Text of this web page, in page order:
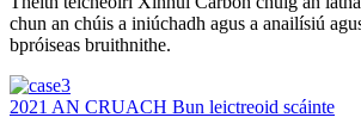
chun an chúis a iniúchadh agus a anailísiú
bpróiseas bruithnithe.
2021 AN CRUACH Bun leictreoid scáinte